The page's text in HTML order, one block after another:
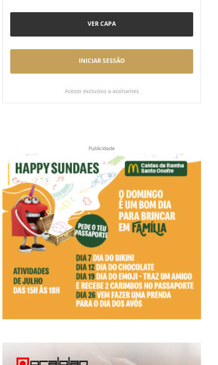
VER CAPA
INICIAR SESSÃO
Acesso exclusivo a assinantes
Publicidade